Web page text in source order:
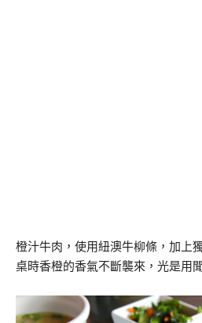
橙汁牛肉，使用紐澳牛柳條，加上
桌時香橙的香氣不斷襲來，光是用